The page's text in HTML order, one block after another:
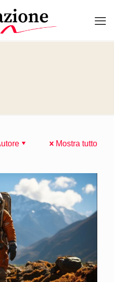
Mostra tutto